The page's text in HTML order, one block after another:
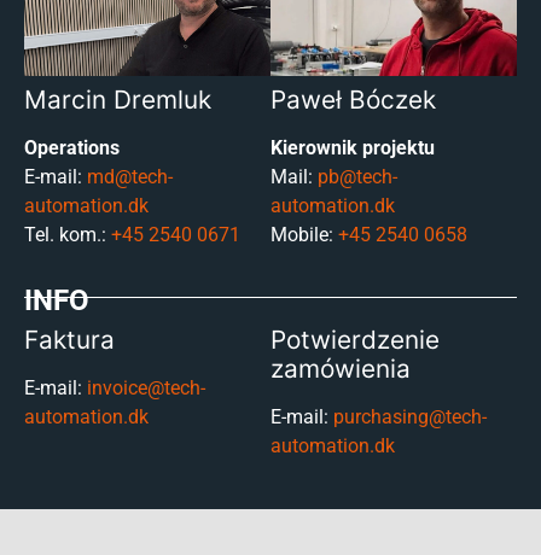
Marcin Dremluk
Operations
E-mail: md@tech-
automation.dk
Tel. kom.: +45 2540 0671
Paweł Bóczek
Kierownik projektu
Mail: pb@tech-
automation.dk
Mobile: +45 2540 0658
INFO
Faktura
E-mail: invoice@tech-
automation.dk
Potwierdzenie
zamówienia
E-mail: purchasing@tech-
automation.dk